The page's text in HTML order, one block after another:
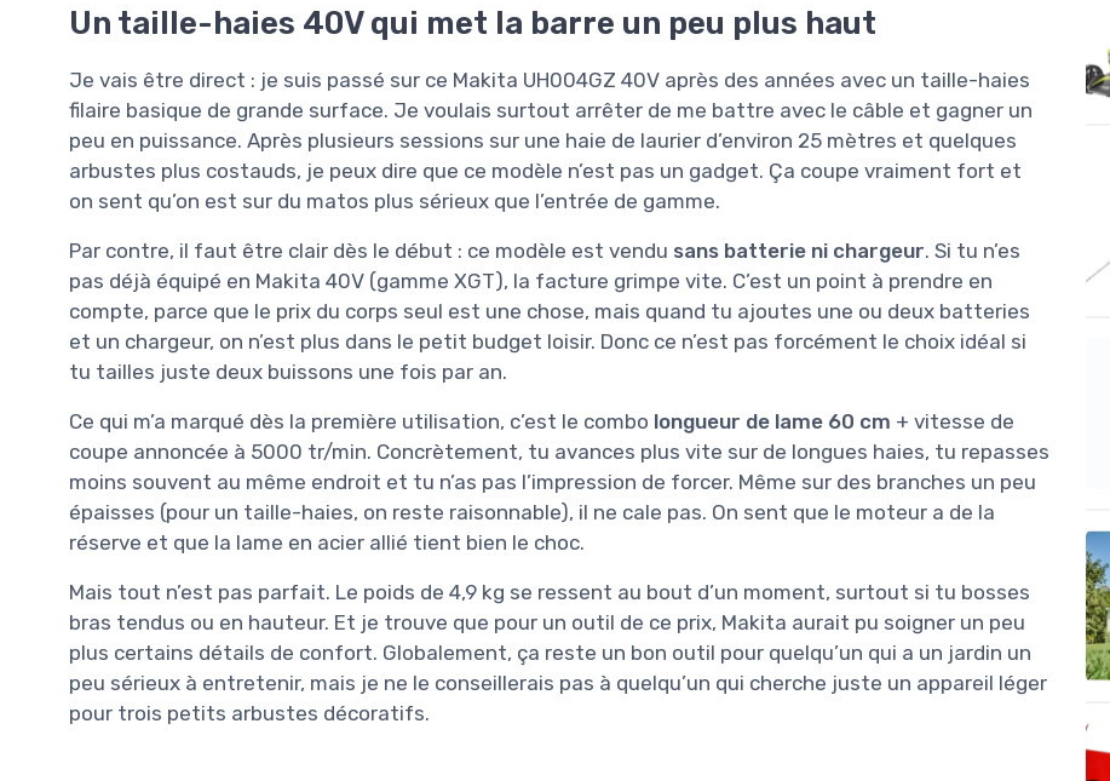
Un taille-haies 40V qui met la barre un peu plus haut
Je vais être direct : je suis passé sur ce Makita UH004GZ 40V après des années avec un taille-haies
filaire basique de grande surface. Je voulais surtout arrêter de me battre avec le câble et gagner un
peu en puissance. Après plusieurs sessions sur une haie de laurier d’environ 25 mètres et quelques
arbustes plus costauds, je peux dire que ce modèle n’est pas un gadget. Ça coupe vraiment fort et
on sent qu’on est sur du matos plus sérieux que l’entrée de gamme.
Par contre, il faut être clair dès le début : ce modèle est vendu sans batterie ni chargeur. Si tu n’es
pas déjà équipé en Makita 40V (gamme XGT), la facture grimpe vite. C’est un point à prendre en
compte, parce que le prix du corps seul est une chose, mais quand tu ajoutes une ou deux batteries
et un chargeur, on n’est plus dans le petit budget loisir. Donc ce n’est pas forcément le choix idéal si
tu tailles juste deux buissons une fois par an.
Ce qui m’a marqué dès la première utilisation, c’est le combo longueur de lame 60 cm + vitesse de
coupe annoncée à 5000 tr/min. Concrètement, tu avances plus vite sur de longues haies, tu repasses
moins souvent au même endroit et tu n’as pas l’impression de forcer. Même sur des branches un peu
épaisses (pour un taille-haies, on reste raisonnable), il ne cale pas. On sent que le moteur a de la
réserve et que la lame en acier allié tient bien le choc.
Mais tout n’est pas parfait. Le poids de 4,9 kg se ressent au bout d’un moment, surtout si tu bosses
bras tendus ou en hauteur. Et je trouve que pour un outil de ce prix, Makita aurait pu soigner un peu
plus certains détails de confort. Globalement, ça reste un bon outil pour quelqu’un qui a un jardin un
peu sérieux à entretenir, mais je ne le conseillerais pas à quelqu’un qui cherche juste un appareil léger
pour trois petits arbustes décoratifs.